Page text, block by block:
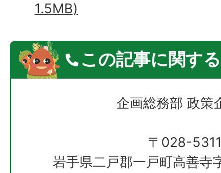
1.5MB)
この記事に関す
企画総務部 政策
〒028-
岩手県二戸郡一戸町高善寺